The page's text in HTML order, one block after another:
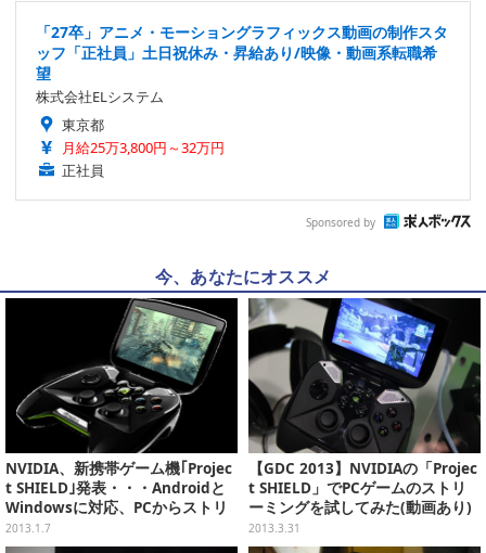
「27卒」アニメ・モーショングラフィックス動画の制作スタ
ッフ「正社員」土日祝休み・昇給あり/映像・動画系転職希
望
株式会社ELシステム
東京都
月給25万3,800円～32万円
正社員
Sponsored by
今、あなたにオススメ
NVIDIA、新携帯ゲーム機｢Projec
t SHIELD｣発表・・・Androidと
Windowsに対応、PCからストリ
ーミングも可能
2013.1.7
【GDC 2013】NVIDIAの「Projec
t SHIELD」でPCゲームのストリ
ーミングを試してみた(動画あり)
2013.3.31